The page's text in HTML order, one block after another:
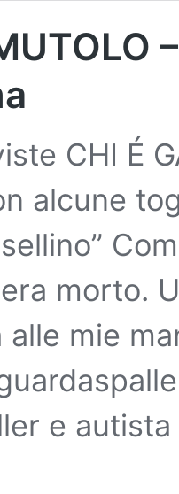
CHI É
alcune
morto.
mie
e